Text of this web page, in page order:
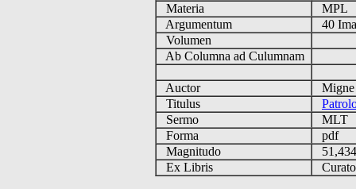
Materia
MPL
Argumentum
40
Volumen
Ab Columna ad Culumnam
Auctor
Titulus
Sermo
MLT
Forma
pdf
Magnitudo
Ex Libris